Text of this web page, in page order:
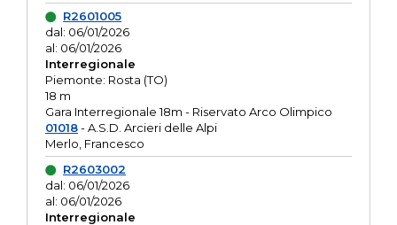
R2601005
dal: 06/01/2026
al: 06/01/2026
Interregionale
Piemonte: Rosta (TO)
18 m
Gara Interregionale 18m - Riservato Arco Olimpico
01018- A.S.D. Arcieri delle Alpi
Merlo, Francesco
R2603002
dal: 06/01/2026
al: 06/01/2026
Interregionale